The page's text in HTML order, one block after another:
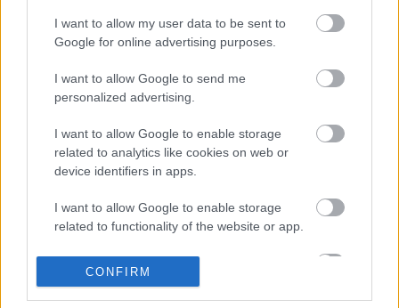
I want to allow my user data to be sent to
Google for online advertising purposes.
I want to allow Google to send me
personalized advertising.
I want to allow Google to enable storage
related to analytics like cookies on web or
device identifiers in apps.
I want to allow Google to enable storage
related to functionality of the website or app.
I want to allow Google to enable storage
CONFIRM
Miért nem lehet magánvéleménye a
főpolgármesternek?
TASZ•2015. június 08.